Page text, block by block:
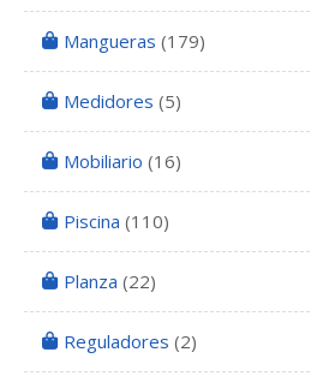
Mangueras (179)
Medidores (5)
Mobiliario (16)
Piscina (110)
Planza (22)
Reguladores (2)